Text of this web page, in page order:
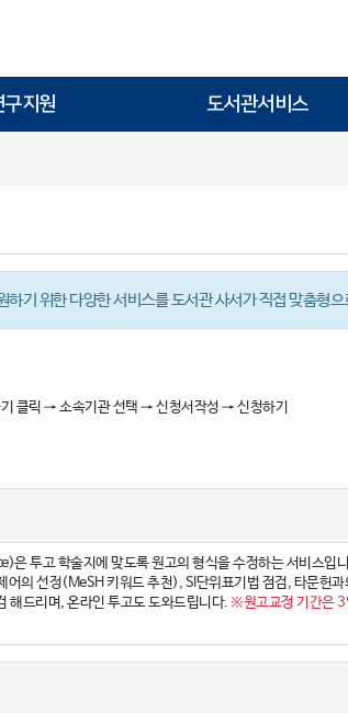
구지원 도서관서비스
기 위한 다양한 서비스를 도서관 사서가 직접 맞춤형
클릭 → 소속기관 선택 → 신청서작성 → 신청하기
투고 학술지에 맞도록 원고의 형식을 수정하는 서비스입
어의 선정(MeSH 키워드 추천), SI단위표기법 점검, 타문
해드리며, 온라인 투고도 도와드립니다. ※원고교정 기간은 3